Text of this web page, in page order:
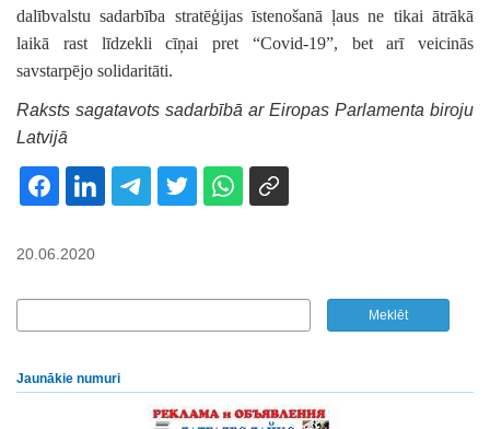
dalībvalstu sadarbība stratēģijas īstenošanā ļaus ne tikai ātrākā
laikā rast līdzekli cīņai pret “Covid-19”, bet arī veicinās
savstarpējo solidaritāti.
Raksts sagatavots sadarbībā ar Eiropas Parlamenta biroju
Latvijā
20.06.2020
Jaunākie numuri